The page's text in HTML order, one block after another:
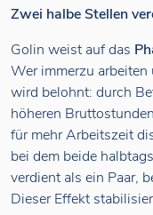
Zwei halbe Stellen
Golin weist auf das
Wer immerzu arbeiten
wird belohnt: durch
höheren
für mehr Arbeitszeit
bei dem beide
verdient als ein Paar,
Dieser Effekt